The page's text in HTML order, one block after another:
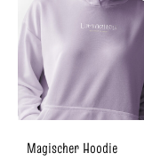
Magischer Hoodie